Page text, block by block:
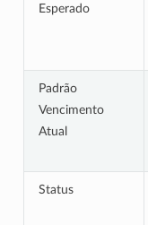
Esperado
Padrão
Vencimento
Atual
Status